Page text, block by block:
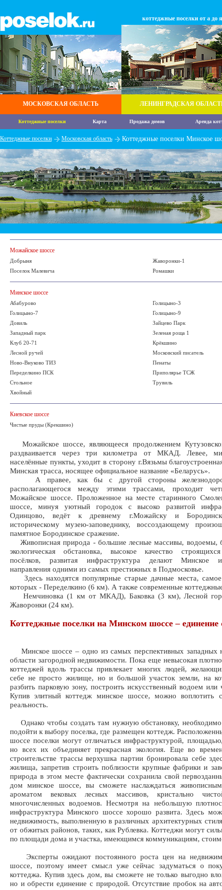
МОСКОВСКАЯ ОБЛАСТЬ
коттеджные поселки от а до я
ЛЕНИНГРАДСКАЯ
Коттеджные поселки Карта Продажа домов Аренда
Коттеджные поселки Московская область Коттеджные поселки Минское
Можайское шоссе
Добрыня
Жаворонки-1
Поселок Малевича
Ромашки
Минское шоссе
Абабурово
Голицыно-3
Голицыно-7
Голицыно-9
Довиль
Зайцево Парк
Западный парк
Зеленая роща 1
Клуб 20-71
Крёкшино
Лесной ручей
Московский писатель
Ново-Внуково ТИЗ
Пенаты
Переделкино ПСК
Приполярье ТСЖ
Стольное
Трувиль
Хвойный
Киевское шоссе
Чистые пруды (Крекшино)
Можайское шоссе, являющееся продолжением
раздваивается через три километра от МКАД. Левее,
населённые пункты, уходит в сторону г.Вязьмы
Минская трасса, носящее официальное название «Беларусь».
А правее, как бы с другой стороны
располагающегося между этими трассами, проходит
Можайское шоссе. Проложенное на месте старинного
шоссе, минуя уютный городок с высоко развитой
Одинцово, ведёт к древнему г.Можайску и
историческому музею-заповеднику, воссоздающему
памятное Бородинское сражение.
Живописная природа - большие лесные массивы, водоемы,
экологическая обстановка, высокое качество
посёлков, развитая инфраструктура делают Минское
направления одними из самых престижных в Подмосковье.
Здесь находятся популярные старые дачные места, самое
которых - Переделкино (6 км). А также современные
Немчиновка (1 км от МКАД), Баковка (3 км), Лесной
Жаворонки (24 км).
Коттеджные поселки на Минском шоссе – единение
Минское шоссе – одно из самых перспективных западных
области загородной недвижимости. Пока еще невысокая
коттеджей вдоль трассы привлекает многих людей,
себе не просто жилище, но и большой участок земли, на
разбить парковую зону, построить искусственный водоем
Купив элитный коттедж минское шоссе, можно воплотить
реальность.
Однако чтобы создать там нужную обстановку, необходимо
подойти к выбору поселка, где размещен коттедж.
шоссе поселки могут отличаться инфраструктурой,
но всех их объединяет прекрасная экология. Еще во
строительстве трассы верхушка партии бронировала себе
жилища, запретив строить поблизости крупные фабрики и
природа в этом месте фактически сохранила свой
дом минское шоссе, вы сможете наслаждаться
ароматом вековых лесных массивов, кристально
многочисленных водоемов. Несмотря на небольшую
инфраструктура Минского шоссе хорошо развита. Здесь
недвижимость, выполненную в различных архитектурных
от обжитых районов, таких, как Рублевка. Коттеджи могут
по площади дома и участка, имеющимся коммуникациям,
Эксперты ожидают постоянного роста цен на
шоссе, поэтому имеет смысл уже сейчас задуматься о
коттеджа. Купив здесь дом, вы сможете не только выгодно
но и обрести единение с природой. Отсутствие пробок на